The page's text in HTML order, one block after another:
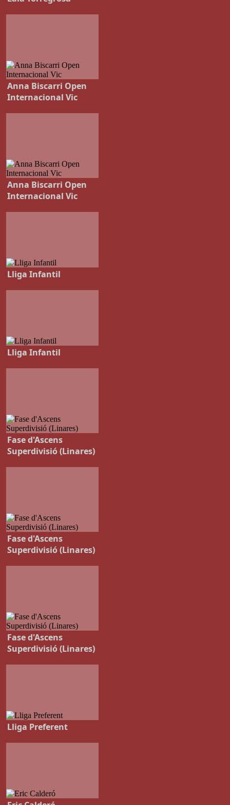
Anna Biscarri Open
Internacional Vic
Anna Biscarri Open
Internacional Vic
Lliga Infantil
Lliga Infantil
Fase d'Ascens
Superdivisió (Linares)
Fase d'Ascens
Superdivisió (Linares)
Fase d'Ascens
Superdivisió (Linares)
Lliga Preferent